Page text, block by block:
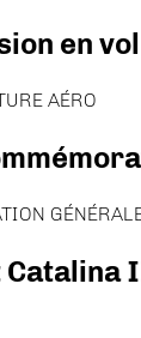
en
AÉRO
Catalina